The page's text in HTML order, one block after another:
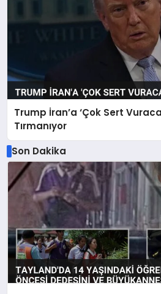
Trump İran’a ‘Çok Sert
Tırmanıyor
Son Dakika